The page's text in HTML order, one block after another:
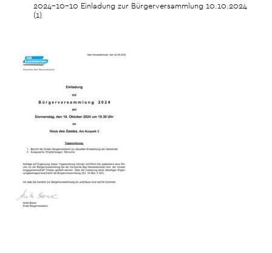
2024-10-10 Einladung zur Bürgerversammlung 10.10.2024
(1)